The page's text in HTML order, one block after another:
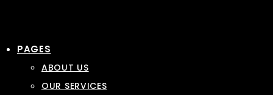
PAGES
ABOUT US
OUR SERVICES